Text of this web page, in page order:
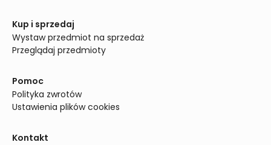
Kup i sprzedaj
Wystaw przedmiot na sprzedaż
Przeglądaj przedmioty
Pomoc
Polityka zwrotów
Ustawienia plików cookies
Kontakt